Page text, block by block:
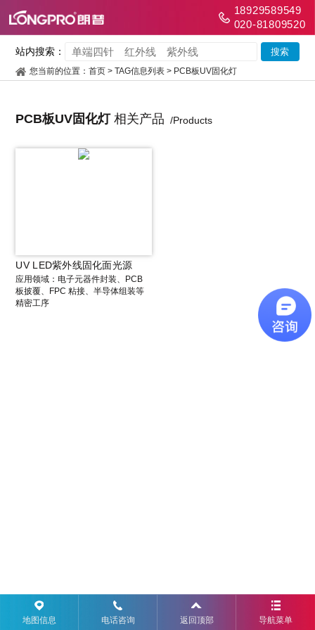
18929589549
020-81809520
站内搜索：
您当前的位置：首页 > TAG信息列表 > PCB板UV固化灯
PCB板UV固化灯相关产品 /Products
UV LED紫外线固化面光源
应用领域：电子元器件封装、PCB
板披覆、FPC 粘接、半导体组装等
精密工序
地图信息 电话咨询 返回顶部 导航菜单